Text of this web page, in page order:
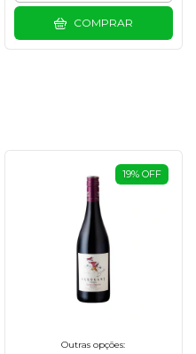
COMPRAR
19% OFF
Outras opções: